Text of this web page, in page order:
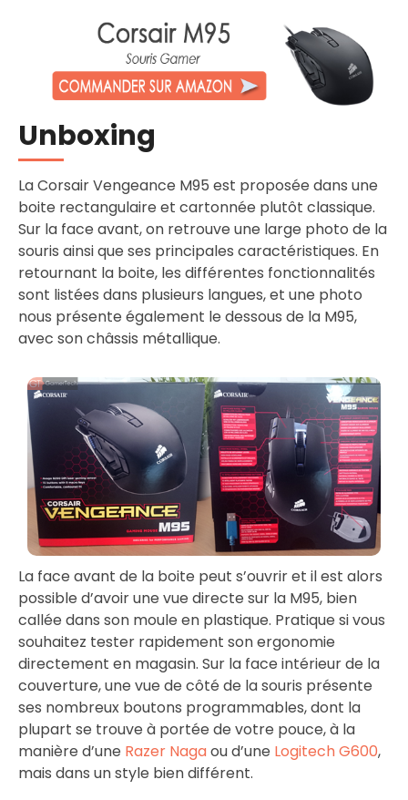
Unboxing
La Corsair Vengeance M95 est proposée dans une
boite rectangulaire et cartonnée plutôt classique.
Sur la face avant, on retrouve une large photo de la
souris ainsi que ses principales caractéristiques. En
retournant la boite, les différentes fonctionnalités
sont listées dans plusieurs langues, et une photo
nous présente également le dessous de la M95,
avec son châssis métallique.
La face avant de la boite peut s’ouvrir et il est alors
possible d’avoir une vue directe sur la M95, bien
callée dans son moule en plastique. Pratique si vous
souhaitez tester rapidement son ergonomie
directement en magasin. Sur la face intérieur de la
couverture, une vue de côté de la souris présente
ses nombreux boutons programmables, dont la
plupart se trouve à portée de votre pouce, à la
manière d’une Razer Nagaou d’une Logitech G600,
mais dans un style bien différent.